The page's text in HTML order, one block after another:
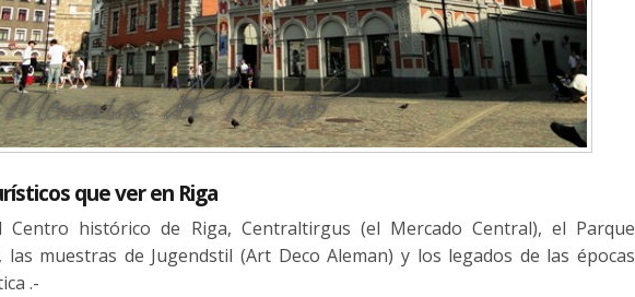
que ver en Riga
Centro histórico de Riga, Centraltirgus (el Mercado Central), el Parque
las muestras de Jugendstil (Art Deco Aleman) y los legados de las épocas
.-